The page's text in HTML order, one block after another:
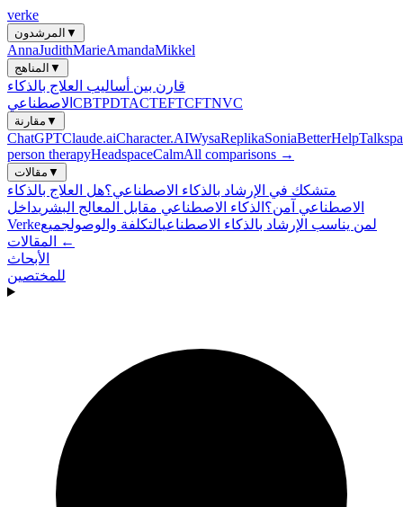
verke
المرشدون ▼
AnnaJudithMarieAmandaMikkel
المناهج ▼
قارن بين أساليب العلاج بالذكاء
الاصطناعي CBTPDTACTEFTCFTNVC
مقارنة ▼
ChatGPTClaude.aiCharacter.AIWysaReplikaSoniaBetterHelp
person therapyHeadspaceCalmAll comparisons →
مقالات ▼
متشكك في الإرشاد بالذكاء الاصطناعي؟هل العلاج بالذكاء
الاصطناعي آمن؟ الذكاء الاصطناعي مقابل المعالج البشريداخل
Verke
لمن يناسب الإرشاد بالذكاء الاصطناعيالتكلفة والوصولجميع
المقالات ←
الأبحاث
للمختصين